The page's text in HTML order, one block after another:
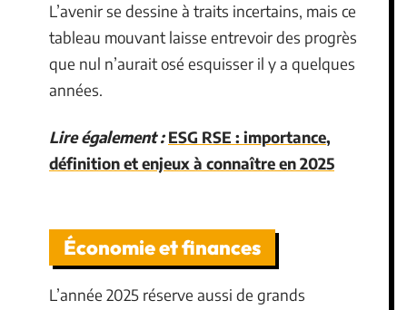
L’avenir se dessine à traits incertains, mais ce
tableau mouvant laisse entrevoir des progrès
que nul n’aurait osé esquisser il y a quelques
années.
Lire également : ESG RSE : importance,
définition et enjeux à connaître en 2025
Économie et finances
L’année 2025 réserve aussi de grands